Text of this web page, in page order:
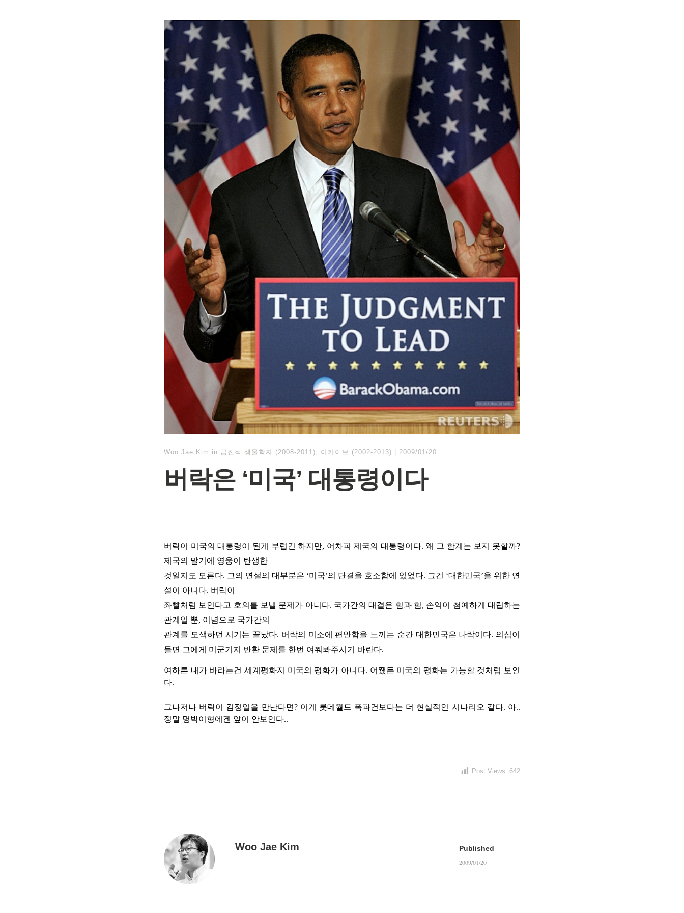
Woo Jae Kim in 급진적 생물학자 (2008-2011), 아카이브 (2002-2013) 2009/01/20
버락은 ‘미국’ 대통령이다
버락이 미국의 대통령이 된게 부럽긴 하지만, 어차피 제국의 대통령이다. 왜 그 한계는 보지 못할까?
제국의 말기에 영웅이 탄생한
것일지도 모른다. 그의 연설의 대부분은 ‘미국’의 단결을 호소함에 있었다. 그건 ‘대한민국’을 위한 연
설이 아니다. 버락이
좌빨처럼 보인다고 호의를 보낼 문제가 아니다. 국가간의 대결은 힘과 힘, 손익이 첨예하게 대립하는
관계일 뿐, 이념으로 국가간의
관계를 모색하던 시기는 끝났다. 버락의 미소에 편안함을 느끼는 순간 대한민국은 나락이다. 의심이
들면 그에게 미군기지 반환 문제를 한번 여쭤봐주시기 바란다.
여하튼 내가 바라는건 세계평화지 미국의 평화가 아니다. 어쨌든 미국의 평화는 가능할 것처럼 보인
다.
그나저나 버락이 김정일을 만난다면? 이게 롯데월드 폭파건보다는 더 현실적인 시나리오 같다. 아..
정말 명박이형에겐 앞이 안보인다..
Post Views: 642
Woo Jae Kim
Published
2009/01/20